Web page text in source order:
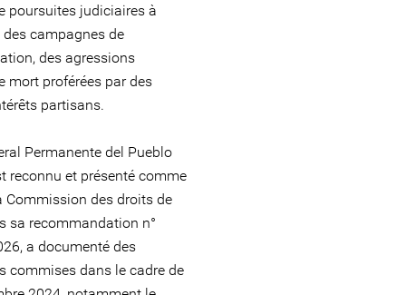
poursuites judiciaires à
des campagnes de
des agressions
mort proférées par des
partisans.
Permanente del Pueblo
reconnu et présenté comme
Commission des droits de
sa recommandation n°
a documenté des
commises dans le cadre de